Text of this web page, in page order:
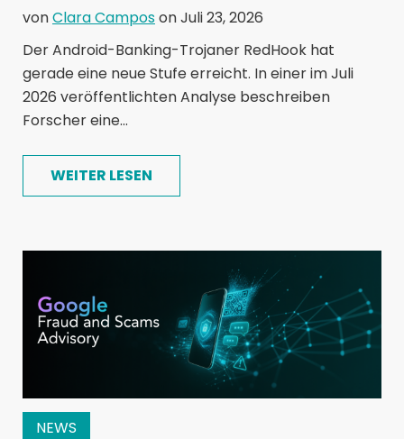
vonClara Camposon Juli 23, 2026
Der Android-Banking-Trojaner RedHook hat
gerade eine neue Stufe erreicht. In einer im Juli
2026 veröffentlichten Analyse beschreiben
Forscher eine...
WEITER LESEN
NEWS